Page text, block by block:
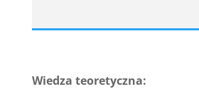
Wiedza teoretyczna: